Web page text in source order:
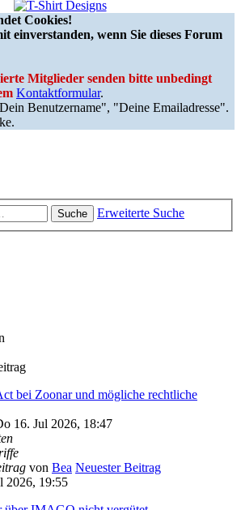
Cookies!
einverstanden, wenn Sie dieses Forum
Mitglieder senden bitte unbedingt
Kontaktformular.
Benutzername", "Deine Emailadresse".
Suche
Erweiterte Suche
bei Zoonar und mögliche rechtliche
16. Jul 2026, 18:47
von Bea Neuester Beitrag
2026, 19:55